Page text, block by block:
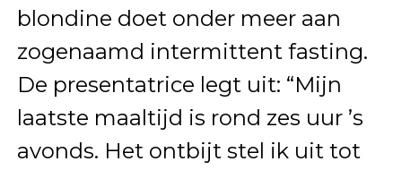
blondine doet onder meer aan
zogenaamd intermittent fasting.
De presentatrice legt uit: “Mijn
laatste maaltijd is rond zes uur ’s
avonds. Het ontbijt stel ik uit tot